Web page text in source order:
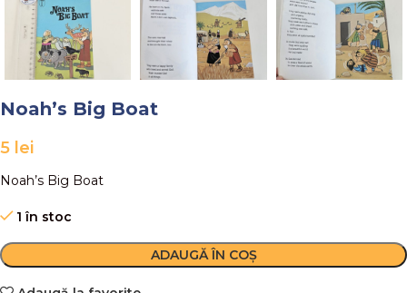
Noah’s Big Boat
5 lei
Noah’s Big Boat
1 în stoc
ADAUGĂ ÎN COȘ